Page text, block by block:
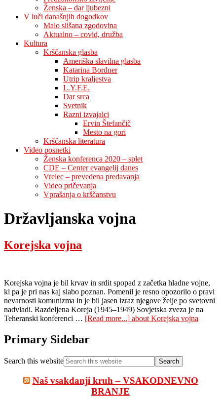
Ženska – dar ljubezni
V luči današnjih dogodkov
Malo slišana zgodovina
Aktualno – covid, družba
Kultura
Krščanska glasba
Ameriška slavilna glasba
Katarina Bordner
Utrip kraljestva
L.Y.F.E.
Dar srca
Svetnik
Razni izvajalci
Ervin Štefančič
Mesto na gori
Krščanska literatura
Video posnetki
Ženska konferenca 2020 – splet
CDE – Center evangelij danes
Vrelec – prevedena predavanja
Video pričevanja
Vprašanja o krščanstvu
Državljanska vojna
Korejska vojna
Korejska vojna je bil krvav in srdit spopad z začetka hladne vojne,
ki pa je pri nas kaj slabo poznan. Pomenil je resno opozorilo o pravi
nevarnosti komunizma in je bil jasen izraz njegove želje po svetovni
nadvladi. Razdeljena Koreja (1945–1949) Sovjetska zveza je na
Teheranski konferenci … [Read more...] about Korejska vojna
Primary Sidebar
Search this website
Naš vsakdanji kruh – VSAKODNEVNO
BRANJE